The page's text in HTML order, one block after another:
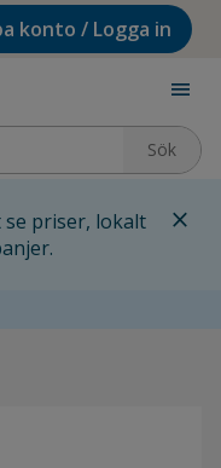
konto / Logga in
menu
Sök
priser, lokalt
close